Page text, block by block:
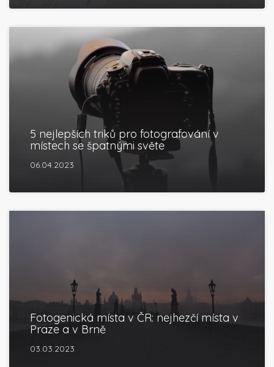
5 nejlepších triků pro fotografování v
místech se špatnými světe
06.04.2023
Fotogenická místa v ČR: nejhezčí místa v
Praze a v Brně
03.03.2023